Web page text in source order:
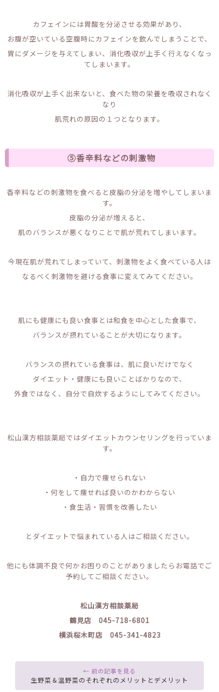
カフェインには胃酸を分泌させる効果があり、
お腹が空いている空腹時にカフェインを飲んでしまうことで、
胃にダメージを与えてしまい、消化吸収が上手く行えなくなっ
てしまいます。
消化吸収が上手く出来ないと、食べた物の栄養を吸収されなく
なり
肌荒れの原因の１つとなります。
⑤香辛料などの刺激物
香辛料などの刺激物を食べると皮脂の分泌を増やしてしまいま
す。
皮脂の分泌が増えると、
肌のバランスが悪くなりことで肌が荒れてしまいます。
今現在肌が荒れてしまっていて、刺激物をよく食べている人は
なるべく刺激物を避ける食事に変えてみてください。
肌にも健康にも良い食事とは和食を中心とした食事で、
バランスが摂れていることが大切になります。
バランスの摂れている食事は、肌に良いだけでなく
ダイエット・健康にも良いことばかりなので、
外食ではなく、自分で自炊するようにしてみてください。
松山漢方相談薬局ではダイエットカウンセリングを行っていま
す。
・自力で痩せられない
・何をして痩せれば良いのかわからない
・食生活・習慣を改善したい
とダイエットで悩まれている人はご相談ください。
他にも体調不良で何かお困りのことがありましたらお電話でご
予約してご相談ください。
松山漢方相談薬局
鶴見店 045-718-6801
横浜桜木町店 045-341-4823
生野菜＆温野菜のそれぞれのメリットとデメリット